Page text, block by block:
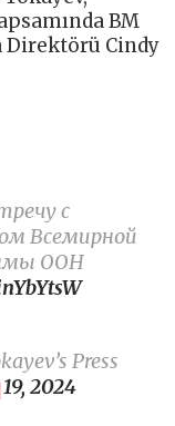
BM
Direktörü Cindy
с
Всемирной
ООН
Press
2024